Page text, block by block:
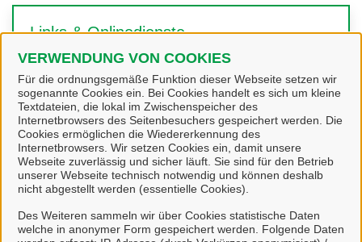
VERWENDUNG VON COOKIES
Für die ordnungsgemäße Funktion dieser Webseite setzen wir
sogenannte Cookies ein. Bei Cookies handelt es sich um kleine
Textdateien, die lokal im Zwischenspeicher des
Internetbrowsers des Seitenbesuchers gespeichert werden. Die
Cookies ermöglichen die Wiedererkennung des
Internetbrowsers. Wir setzen Cookies ein, damit unsere
Webseite zuverlässig und sicher läuft. Sie sind für den Betrieb
unserer Webseite technisch notwendig und können deshalb
nicht abgestellt werden (essentielle Cookies).
Des Weiteren sammeln wir über Cookies statistische Daten
welche in anonymer Form gespeichert werden. Folgende Daten
Links & Onlinedienste
Meldung Schwarzarbeit